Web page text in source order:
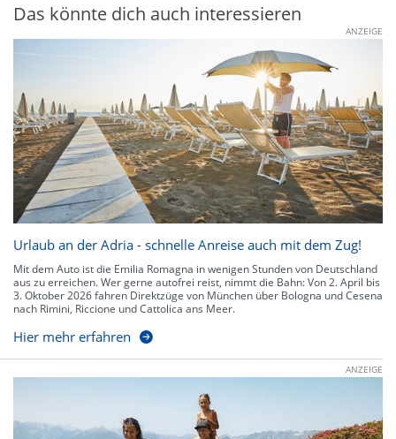
Das könnte dich auch interessieren
ANZEIGE
Urlaub an der Adria - schnelle Anreise auch mit dem Zug!
Mit dem Auto ist die Emilia Romagna in wenigen Stunden von Deutschland
aus zu erreichen. Wer gerne autofrei reist, nimmt die Bahn: Von 2. April bis
3. Oktober 2026 fahren Direktzüge von München über Bologna und Cesena
nach Rimini, Riccione und Cattolica ans Meer.
Hier mehr erfahren
ANZEIGE